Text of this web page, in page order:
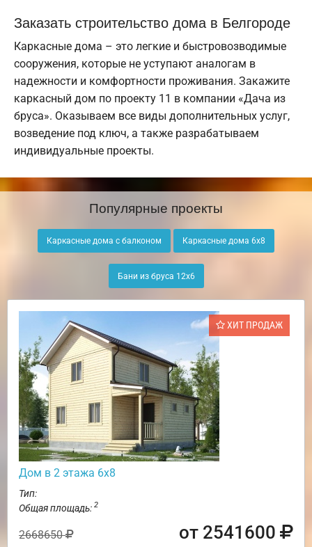
Заказать строительство дома в Белгороде
Каркасные дома – это легкие и быстровозводимые
сооружения, которые не уступают аналогам в
надежности и комфортности проживания. Закажите
каркасный дом по проекту 11 в компании «Дача из
бруса». Оказываем все виды дополнительных услуг,
возведение под ключ, а также разрабатываем
индивидуальные проекты.
Популярные проекты
Каркасные дома с балконом Каркасные дома 6х8
Бани из бруса 12х6
ХИТ ПРОДАЖ
Дом в 2 этажа 6х8
Тип:
Общая площадь: 2
2668650 от 2541600